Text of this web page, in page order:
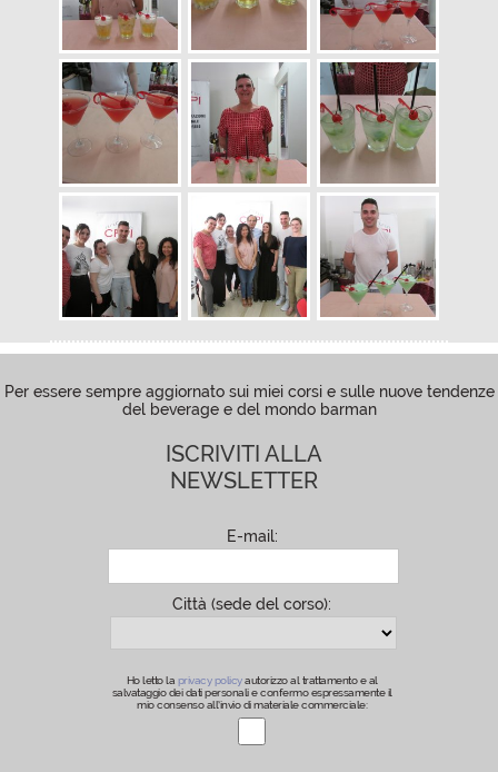
Per essere sempre aggiornato sui miei corsi e sulle nuove tendenze
del beverage e del mondo barman
ISCRIVITI ALLA
NEWSLETTER
E-mail:
Città (sede del corso):
Ho letto la privacy policyautorizzo al trattamento e al
salvataggio dei dati personali e confermo espressamente il
mio consenso all’invio di materiale commerciale: